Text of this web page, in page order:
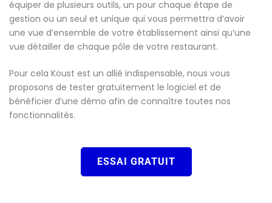
équiper de plusieurs outils, un pour chaque étape de
gestion ou un seul et unique qui vous permettra d’avoir
une vue d’ensemble de votre établissement ainsi qu’une
vue détailler de chaque pôle de votre restaurant.
Pour cela Koust est un allié indispensable, nous vous
proposons de tester gratuitement le logiciel et de
bénéficier d’une démo afin de connaître toutes nos
fonctionnalités.
ESSAI GRATUIT